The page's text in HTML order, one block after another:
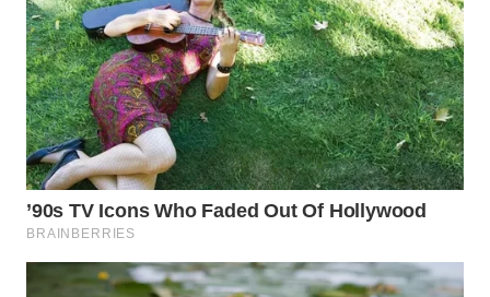
KEPULAUAN
SERIBU
WN
TANGERANG
WN
BINJAI
CIREBON